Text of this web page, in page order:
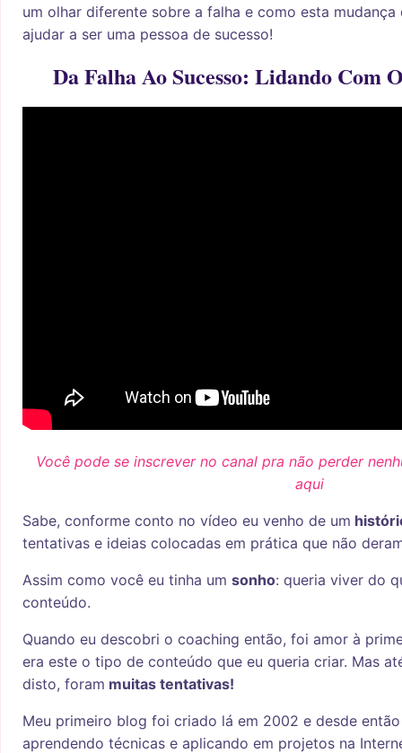
um olhar diferente sobre a falha e como esta
ajudar a ser uma pessoa de sucesso!
Da Falha Ao Sucesso: Lidando Com
Você pode se inscrever no canal pra não perder
aqui
Sabe, conforme conto no vídeo eu venho de um
tentativas e ideias colocadas em prática que não
Assim como você eu tinha um sonho: queria viver do
conteúdo.
Quando eu descobri o coaching então, foi amor à
era este o tipo de conteúdo que eu queria criar. Mas
disto, foram muitas tentativas!
Meu primeiro blog foi criado lá em 2002 e desde
aprendendo técnicas e aplicando em projetos na